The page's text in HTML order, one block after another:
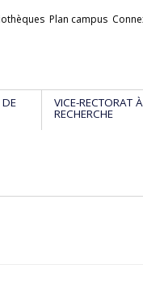
Plan campus
VICE-RECTORAT
RECHERCHE